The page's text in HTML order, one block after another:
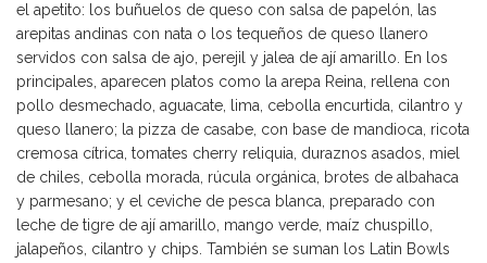
el apetito: los buñuelos de queso con salsa de papelón, las
arepitas andinas con nata o los tequeños de queso llanero
servidos con salsa de ajo, perejil y jalea de ají amarillo. En los
principales, aparecen platos como la arepa Reina, rellena con
pollo desmechado, aguacate, lima, cebolla encurtida, cilantro y
queso llanero; la pizza de casabe, con base de mandioca, ricota
cremosa cítrica, tomates cherry reliquia, duraznos asados, miel
de chiles, cebolla morada, rúcula orgánica, brotes de albahaca
y parmesano; y el ceviche de pesca blanca, preparado con
leche de tigre de ají amarillo, mango verde, maíz chuspillo,
jalapeños, cilantro y chips. También se suman los Latin Bowls